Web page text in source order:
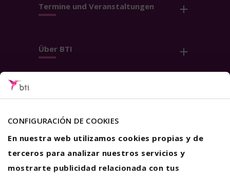
CONFIGURACIÓN DE COOKIES
En nuestra web utilizamos cookies propias y de
terceros para analizar nuestros servicios y
mostrarte publicidad relacionada con tus
Termine und Veranstaltungen
Über BTI